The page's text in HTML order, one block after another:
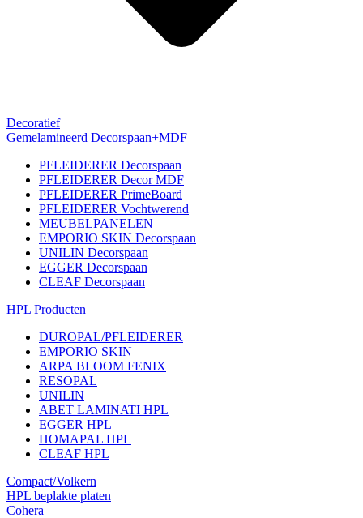
Decoratief
Gemelamineerd Decorspaan+MDF
PFLEIDERER Decorspaan
PFLEIDERER Decor MDF
PFLEIDERER PrimeBoard
PFLEIDERER Vochtwerend
MEUBELPANELEN
EMPORIO SKIN Decorspaan
UNILIN Decorspaan
EGGER Decorspaan
CLEAF Decorspaan
HPL Producten
DUROPAL/PFLEIDERER
EMPORIO SKIN
ARPA BLOOM FENIX
RESOPAL
UNILIN
ABET LAMINATI HPL
EGGER HPL
HOMAPAL HPL
CLEAF HPL
Compact/Volkern
HPL beplakte platen
Cohera